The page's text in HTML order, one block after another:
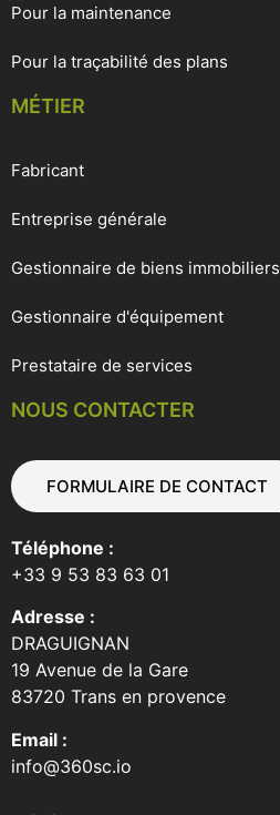
Pour la maintenance
Pour la traçabilité des plans
MÉTIER
Fabricant
Entreprise générale
Gestionnaire de biens immobiliers
Gestionnaire d'équipement
Prestataire de services
NOUS CONTACTER
FORMULAIRE DE CONTACT
Téléphone :
+33 9 53 83 63 01
Adresse :
DRAGUIGNAN
19 Avenue de la Gare
83720 Trans en provence
Email :
info@360sc.io